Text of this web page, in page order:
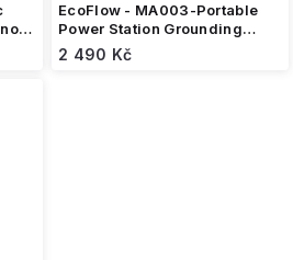
EcoFlow - MA003-Portable
Power Station Grounding
Adapter-Black-
Europe&England-C20
2 490 Kč